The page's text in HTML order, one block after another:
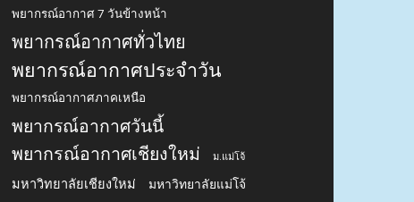
พยากรณ์อากาศ 7 วันข้างหน้า
พยากรณ์อากาศทั่วไทย
พยากรณ์อากาศประจำวัน
พยากรณ์อากาศภาคเหนือ
พยากรณ์อากาศวันนี้
พยากรณ์อากาศเชียงใหม่
ม.แม่โจ้
มหาวิทยาลัยเชียงใหม่ มหาวิทยาลัยแม่โจ้